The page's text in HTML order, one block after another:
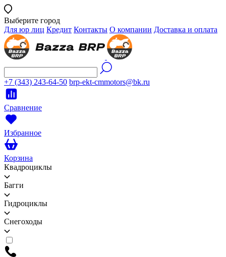
Выберите город
Для юр лиц Кредит Контакты О компании Доставка и оплата
+7 (343) 243-64-50 brp-ekt-cmmotors@bk.ru
Сравнение
Избранное
Корзина
Квадроциклы
Багги
Гидроциклы
Снегоходы